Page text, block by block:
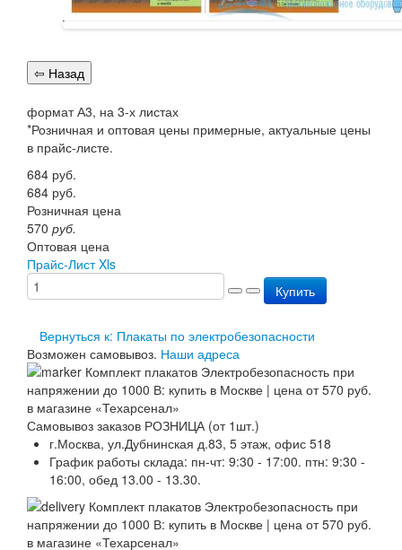
формат А3, на 3-х листах
*Розничная и оптовая цены примерные, актуальные цены
в прайс-листе.
684 руб.
684 руб.
Розничная цена
570 руб.
Оптовая цена
Прайс-Лист Xls
Купить
Вернуться к: Плакаты по электробезопасности
Возможен самовывоз. Наши адреса
Самовывоз заказов РОЗНИЦА (от 1шт.)
г.Москва, ул.Дубнинская д.83, 5 этаж, офис 518
График работы склада: пн-чт: 9:30 - 17:00. птн: 9:30 -
16:00, обед 13.00 - 13.30.